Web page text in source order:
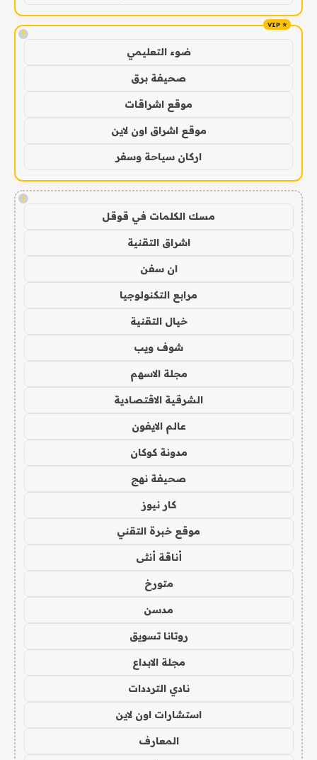
!
ضوء التعليمي
صحيفة برق
موقع اشراقات
موقع اشراق اون لاين
اركان سياحة وسفر
!
مسك الكلمات في قوقل
اشراق التقنية
ان سفن
مرابع التكنولوجيا
خيال التقنية
شوف ويب
مجلة الاسهم
الشرقية الاقتصادية
عالم الايفون
مدونة كوكان
صحيفة نهج
كار نيوز
موقع خبرة التقني
أناقة أنثى
متورخ
مدسن
روتانا تسويق
مجلة الابداع
نادي الترددات
استشارات اون لاين
المعارف